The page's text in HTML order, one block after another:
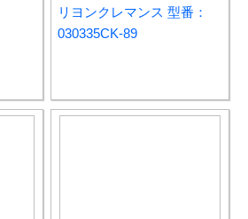
リヨンクレマンス 型番：
030335CK-89